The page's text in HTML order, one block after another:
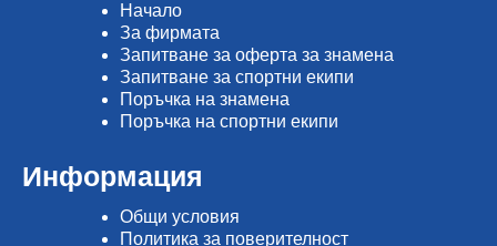
Начало
Зa фирмата
Запитване за оферта за знамена
Запитване за спортни екипи
Поръчка на знамена
Поръчка на спортни екипи
Информация
Общи условия
Политика за поверителност